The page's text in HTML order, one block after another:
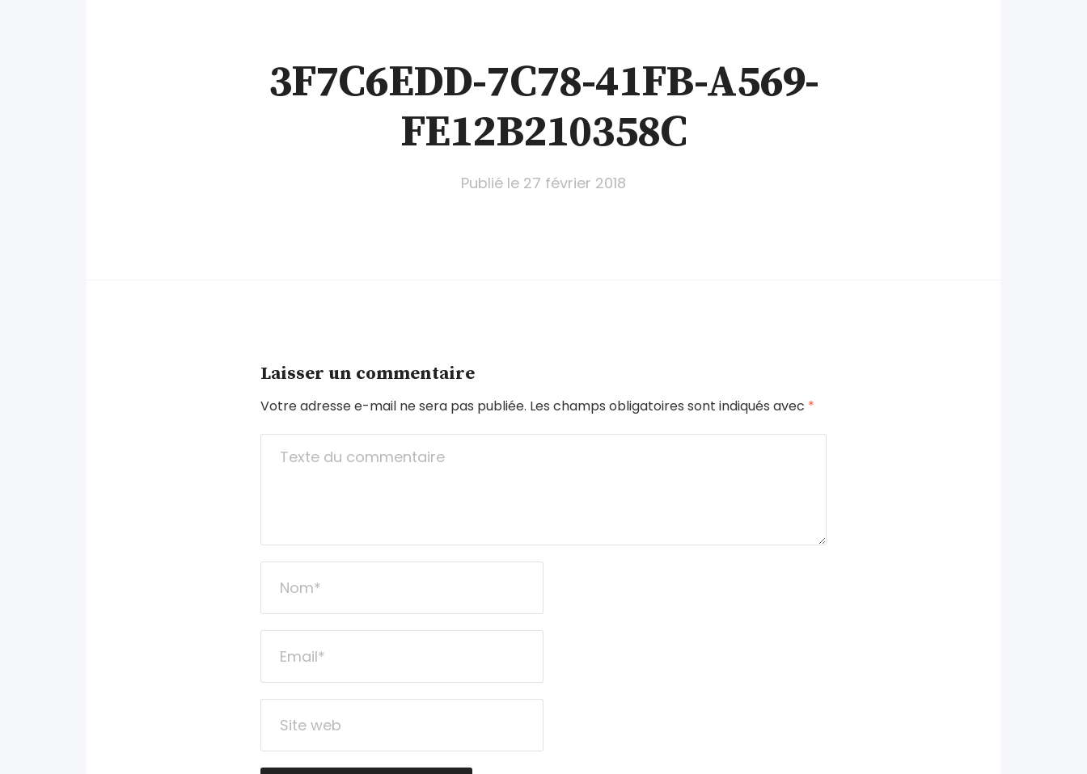
3F7C6EDD-7C78-41FB-A569-
FE12B210358C
Publié le 27 février 2018
Laisser un commentaire
Votre adresse e-mail ne sera pas publiée. Les champs obligatoires sont indiqués avec *